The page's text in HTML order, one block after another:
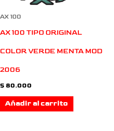
AX 100
AX 100 TIPO ORIGINAL
COLOR VERDE MENTA MOD
2006
$ 80.000
Añadir al carrito